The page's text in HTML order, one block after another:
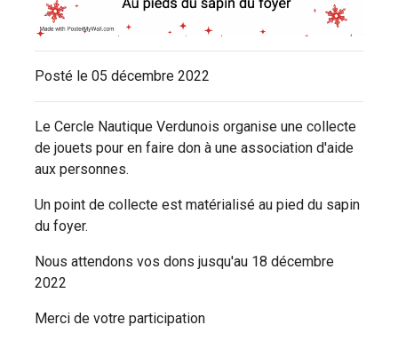
Posté le 05 décembre 2022
Le Cercle Nautique Verdunois organise une collecte
de jouets pour en faire don à une association d'aide
aux personnes.
Un point de collecte est matérialisé au pied du sapin
du foyer.
Nous attendons vos dons jusqu'au 18 décembre
2022
Merci de votre participation